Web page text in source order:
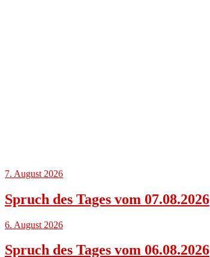
7. August 2026
Spruch des Tages vom 07.08.2026
6. August 2026
Spruch des Tages vom 06.08.2026